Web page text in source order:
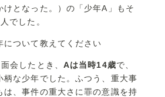
けとなった。）の「少年A」もそ
でした。
について教えてください
会したとき、 Aは当時14歳で、
柄な少年でした。ふつう、重大事
は、事件の重大さに罪の意識を持